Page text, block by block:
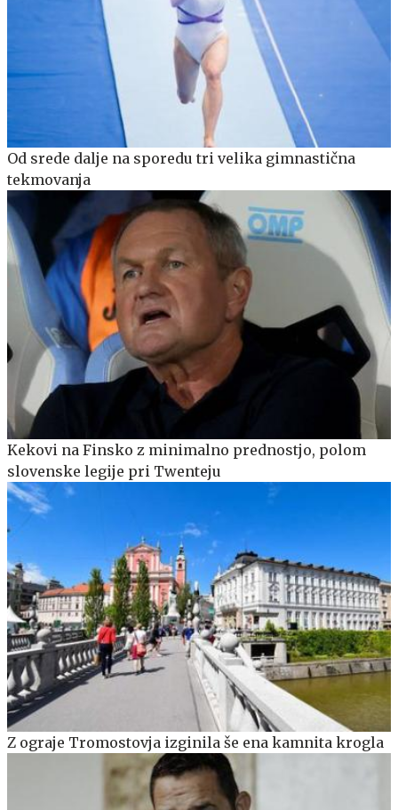
Od srede dalje na sporedu tri velika gimnastična
tekmovanja
Kekovi na Finsko z minimalno prednostjo, polom
slovenske legije pri Twenteju
Z ograje Tromostovja izginila še ena kamnita krogla